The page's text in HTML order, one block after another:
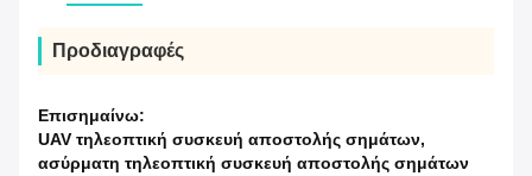
Προδιαγραφές
Επισημαίνω:
UAV τηλεοπτική συσκευή αποστολής σημάτων,
ασύρματη τηλεοπτική συσκευή αποστολής σημάτων